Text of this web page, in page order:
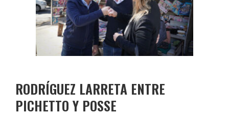
RODRÍGUEZ LARRETA ENTRE
PICHETTO Y POSSE